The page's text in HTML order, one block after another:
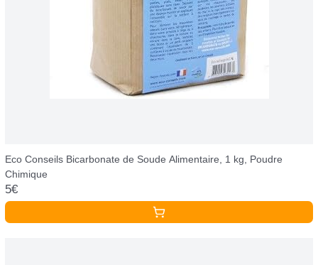
Eco Conseils Bicarbonate de Soude Alimentaire, 1 kg, Poudre
Chimique
5€